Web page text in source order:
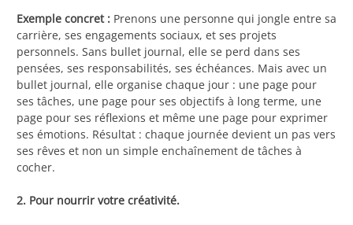
Exemple concret : Prenons une personne qui jongle entre sa
carrière, ses engagements sociaux, et ses projets
personnels. Sans bullet journal, elle se perd dans ses
pensées, ses responsabilités, ses échéances. Mais avec un
bullet journal, elle organise chaque jour : une page pour
ses tâches, une page pour ses objectifs à long terme, une
page pour ses réflexions et même une page pour exprimer
ses émotions. Résultat : chaque journée devient un pas vers
ses rêves et non un simple enchaînement de tâches à
cocher.
2. Pour nourrir votre créativité.